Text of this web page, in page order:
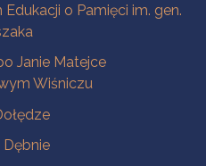
o Pamięci im. gen.
Janie Matejce
Wiśniczu